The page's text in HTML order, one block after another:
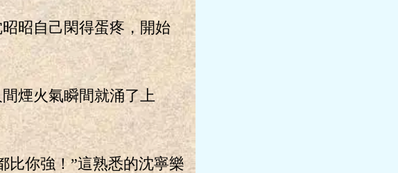
昭自己閑得蛋疼，開始
煙火氣瞬間就涌了上
你強！”這熟悉的沈寧樂